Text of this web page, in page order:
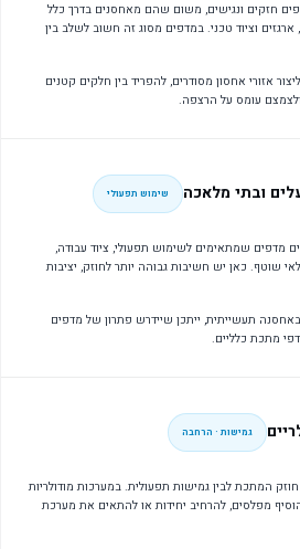
חזקים ונגישים, משום שהם מאחסנים בדרך כלל
וציוד טכני. במדפים מסוג זה חשוב לשלב בין
אזורי אחסון מסודרים, להפריד בין חלקים קטנים
עומס על הרצפה.
ובתי מלאכה שימוש תפעולי
מדפים שמתאימים לשימוש תפעולי, ציוד עבודה,
שוטף. כאן יש חשיבות גבוהה יותר לחוזק, יציבות
תעשייתית, ייתכן שיידרש פתרון של מדפים
מתכת כלליים.
גמישות · הרחבה
המתכת לבין גמישות תפעולית. במערכות מודולריות
מפלסים, להרחיב יחידות או להתאים את מערכת